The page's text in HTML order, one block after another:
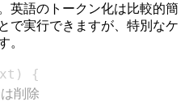
英語のトークン化は比較的簡
で実行できますが、特別なケ
。
)
{
削除